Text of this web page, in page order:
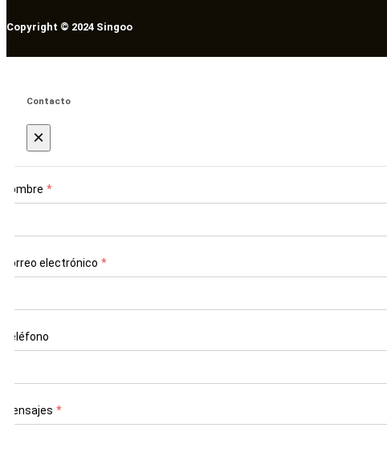
Copyright © 2024 Singoo
Contacto
×
Nombre *
Correo electrónico *
Teléfono
Mensajes *